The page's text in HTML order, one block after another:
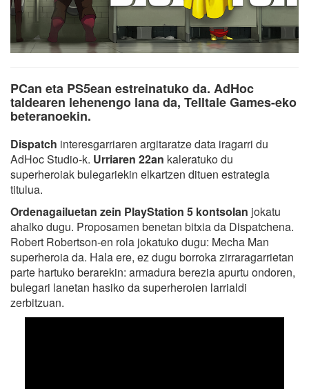
PCan eta PS5ean estreinatuko da. AdHoc
taldearen lehenengo lana da, Telltale Games-eko
beteranoekin.
Dispatch interesgarriaren argitaratze data iragarri du
AdHoc Studio-k. Urriaren 22an kaleratuko du
superheroiak bulegariekin elkartzen dituen estrategia
titulua.
Ordenagailuetan zein PlayStation 5 kontsolan jokatu
ahalko dugu. Proposamen benetan bitxia da Dispatchena.
Robert Robertson-en rola jokatuko dugu: Mecha Man
superheroia da. Hala ere, ez dugu borroka zirraragarrietan
parte hartuko berarekin: armadura berezia apurtu ondoren,
bulegari lanetan hasiko da superheroien larrialdi
zerbitzuan.